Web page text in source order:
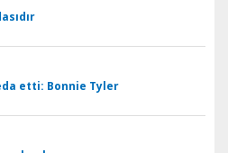
etti: Bonnie Tyler